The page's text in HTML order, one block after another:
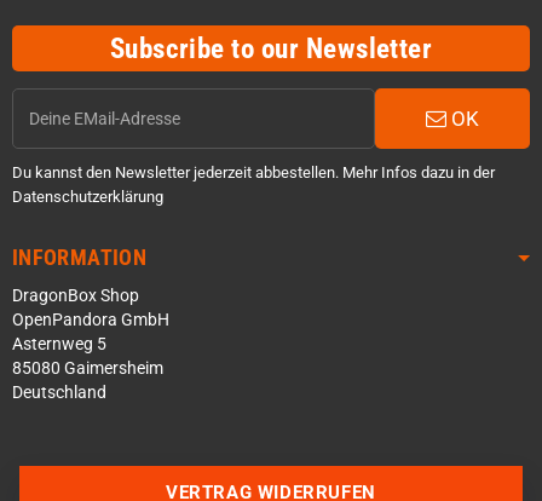
Subscribe to our Newsletter
OK
Du kannst den Newsletter jederzeit abbestellen. Mehr Infos dazu in der
Datenschutzerklärung
INFORMATION
DragonBox Shop
OpenPandora GmbH
Asternweg 5
85080 Gaimersheim
Deutschland
Über WhatsApp schreiben
VERTRAG WIDERRUFEN